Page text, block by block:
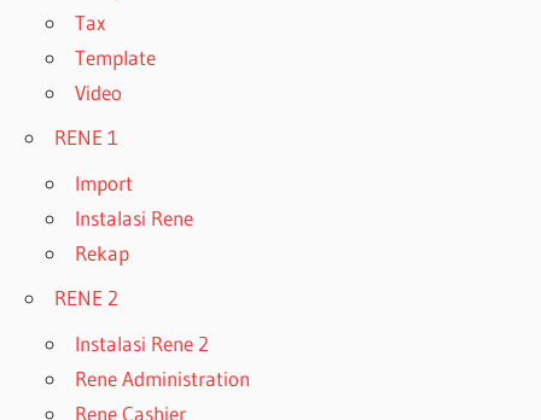
Tax
Template
Video
RENE 1
Import
Instalasi Rene
Rekap
RENE 2
Instalasi Rene 2
Rene Administration
Rene Cashier